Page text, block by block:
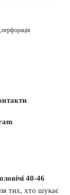
40-46
тих, хто шукає